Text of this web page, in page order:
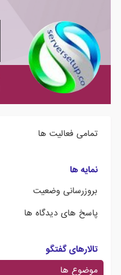
تمامی فعالیت ها
نمایه ها
بروزرسانی وضعیت
پاسخ های دیدگاه ها
تالارهای گفتگو
موضوع ها